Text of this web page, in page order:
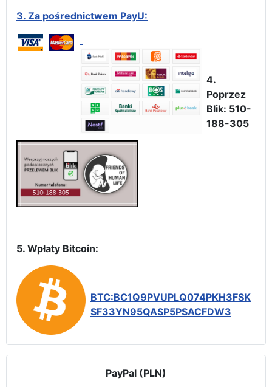
3. Za pośrednictwem PayU:
4.
Poprzez
Blik: 510-
188-305
5. Wpłaty Bitcoin:
BTC:BC1Q9PVUPLQ074PKH3FSK
SF33YN95QASP5PSACFDW3
PayPal (PLN)